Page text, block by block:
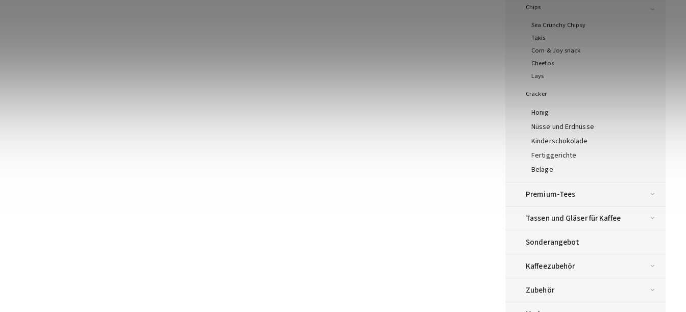
Chips
Sea Crunchy Chipsy
Takis
Corn & Joy snack
Cheetos
Lays
Cracker
Honig
Nüsse und Erdnüsse
Kinderschokolade
Fertiggerichte
Beläge
Premium-Tees
Tassen und Gläser für Kaffee
Sonderangebot
Kaffeezubehör
Zubehör